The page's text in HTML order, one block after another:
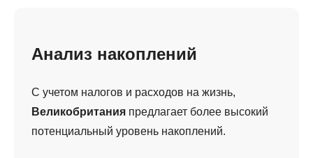
Анализ накоплений
С учетом налогов и расходов на жизнь,
Великобритания предлагает более высокий
потенциальный уровень накоплений.